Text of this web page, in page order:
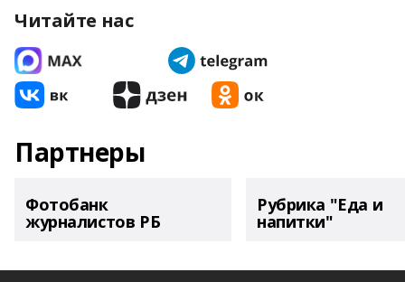
Читайте нас
Партнеры
Фотобанк
журналистов РБ
Рубрика "Еда и
напитки"